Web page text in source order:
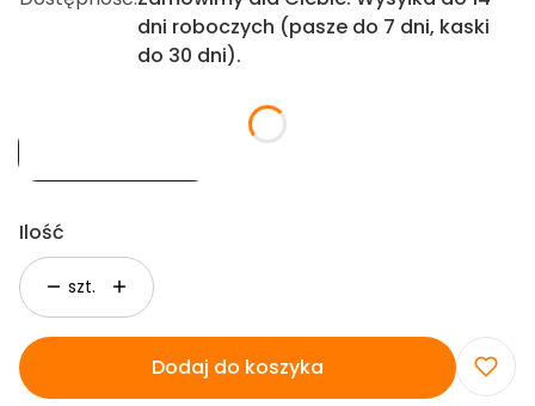
dni roboczych (pasze do 7 dni, kaski
do 30 dni).
Ilość
szt.
Dodaj do koszyka